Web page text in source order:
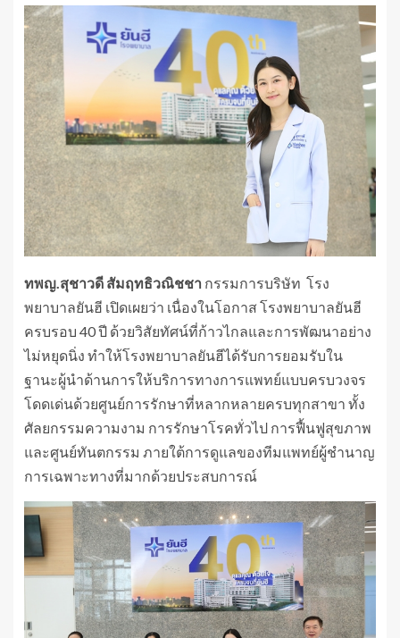
ทพญ.สุชาวดี สัมฤทธิวณิชชา กรรมการบริษัท โรง
พยาบาลยันฮี เปิดเผยว่า เนื่องในโอกาส โรงพยาบาลยันฮี
ครบรอบ 40 ปี ด้วยวิสัยทัศน์ที่ก้าวไกลและการพัฒนาอย่าง
ไม่หยุดนิ่ง ทำให้โรงพยาบาลยันฮีได้รับการยอมรับใน
ฐานะผู้นำด้านการให้บริการทางการแพทย์แบบครบวงจร
โดดเด่นด้วยศูนย์การรักษาที่หลากหลายครบทุกสาขา ทั้ง
ศัลยกรรมความงาม การรักษาโรคทั่วไป การฟื้นฟูสุขภาพ
และศูนย์ทันตกรรม ภายใต้การดูแลของทีมแพทย์ผู้ชำนาญ
การเฉพาะทางที่มากด้วยประสบการณ์